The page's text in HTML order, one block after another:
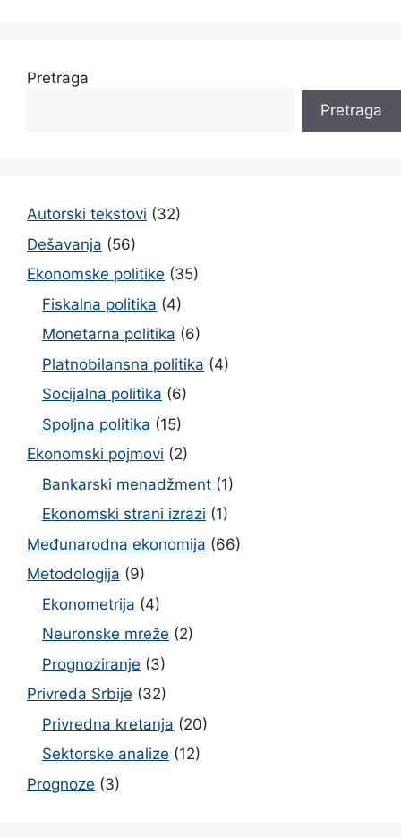
Pretraga
Pretraga
Autorski tekstovi (32)
Dešavanja (56)
Ekonomske politike (35)
Fiskalna politika (4)
Monetarna politika (6)
Platnobilansna politika (4)
Socijalna politika (6)
Spoljna politika (15)
Ekonomski pojmovi (2)
Bankarski menadžment (1)
Ekonomski strani izrazi (1)
Međunarodna ekonomija (66)
Metodologija (9)
Ekonometrija (4)
Neuronske mreže (2)
Prognoziranje (3)
Privreda Srbije (32)
Privredna kretanja (20)
Sektorske analize (12)
Prognoze (3)